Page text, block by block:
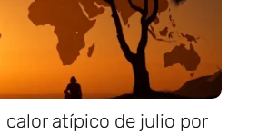
calor atípico de julio por